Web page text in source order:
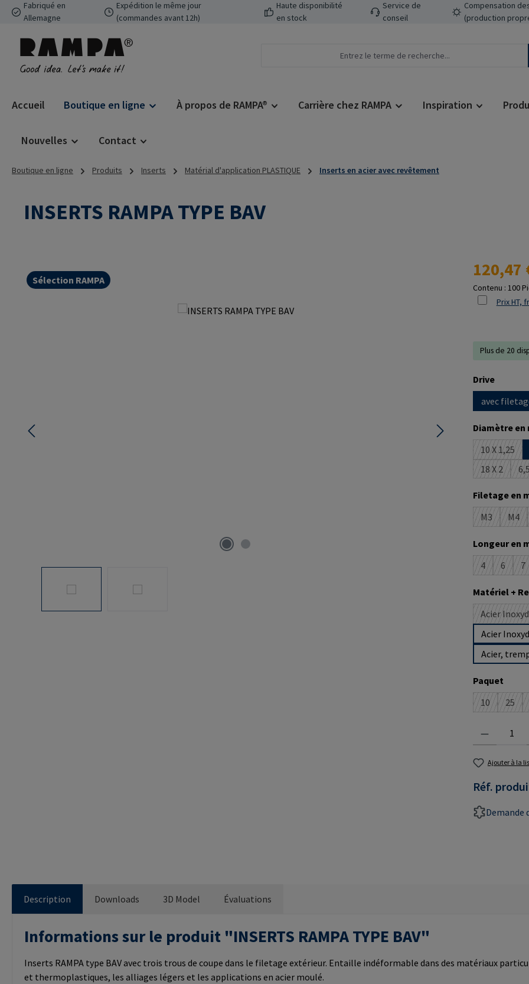
au contenu principal
Passer à la recherche
Passer à la navigation principale
Fabriqué en
Allemagne
Expédition le même jour
(commandes avant 12h)
Haute disponibilité
en stock
Service de
conseil
Compensation
(production
Accueil Boutique en ligne À propos de RAMPA® Carrière chez RAMPA Inspiration
Nouvelles Contact
Boutique en ligne Produits Inserts Matérial d'application PLASTIQUE Inserts en acier avec revêtement
INSERTS RAMPA TYPE BAV
Sélection RAMPA
Prix régulier :
120,47
Contenu : 100
Prix HT,
Plus de 20
Sélectionnez
Drive
avec
Diamètre en
10 X 1,25
(Cette
18 X 2
(Cette
Filetage en
M3
(Cette
M4
Longeur en
4
(Cette
6
(Cette
7
Matériel +
Acier
Acier
Acier,
Sélectionnez
Paquet
10
(Cette
25
Ajouter à la
Réf.
Description Downloads 3D Model Évaluations
Informations sur le produit "INSERTS RAMPA TYPE BAV"
Inserts RAMPA type BAV avec trois trous de coupe dans le filetage extérieur. Entaille indéformable dans des matériaux
et thermoplastiques, les alliages légers et les applications en acier moulé.